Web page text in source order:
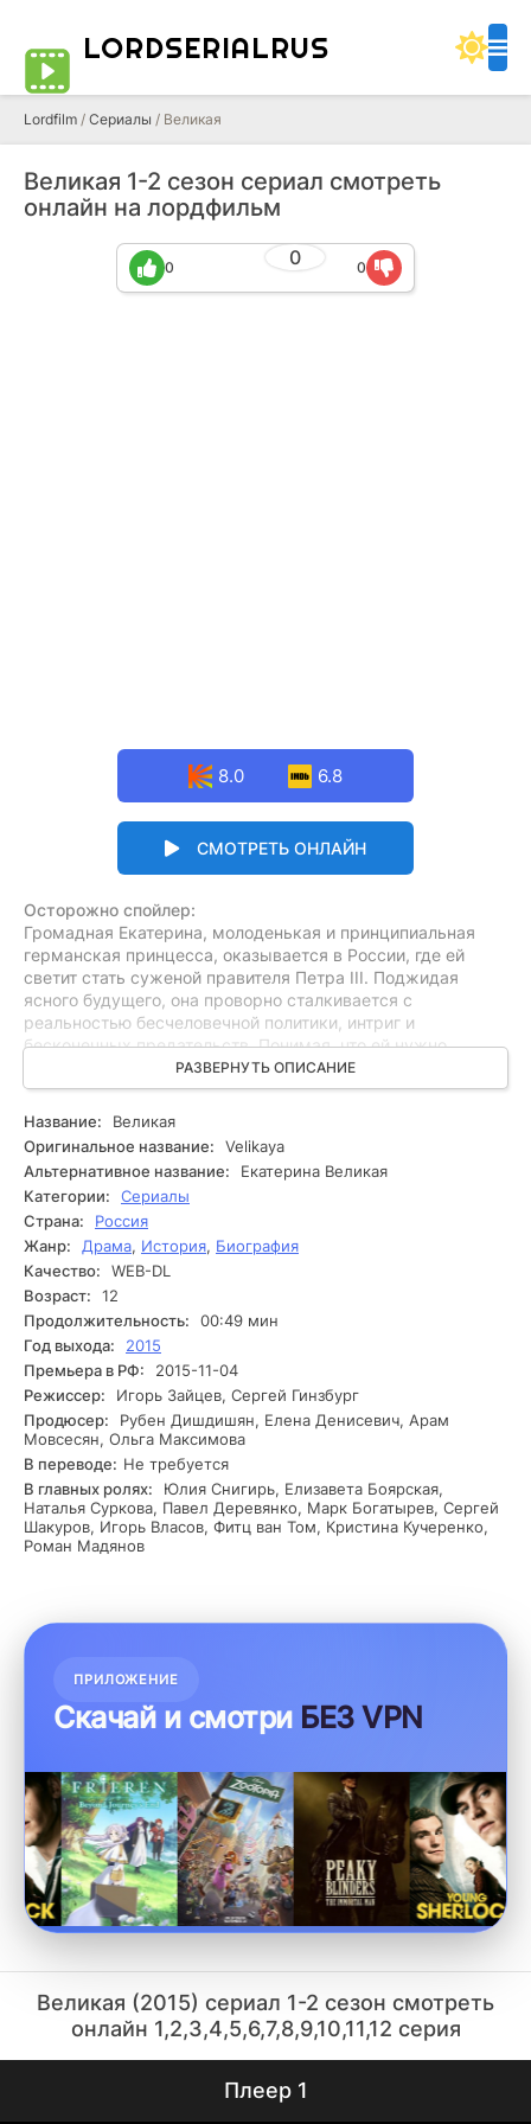
LORDSERIALRUS
Lordfilm / Сериалы / Великая
Великая 1-2 сезон сериал смотреть
онлайн на лордфильм
0
0 0
8.0 6.8
СМОТРЕТЬ ОНЛАЙН
Осторожно спойлер:
Громадная Екатерина, молоденькая и принципиальная
германская принцесса, оказывается в России, где ей
светит стать суженой правителя Петра III. Поджидая
ясного будущего, она проворно сталкивается с
реальностью бесчеловечной политики, интриг и
бесконечных предательств. Понимая, что ей нужно
сражаться за свое пространство в этом неотзывчивом и
рискованном мире, Катя решает взять судьбу в свои руки.
Впрочем, её рвение к власти и реформам вызывает
императора. С каждым шагом Катя сталкивается с
возрастающими опасностями как со стороны врагов, так
и со стороны близких, готовых предать её ради своих
амбиций. В условиях политических интриг и личных
инцидентов ей предстоит решить, насколько далеко она
готова зайти ради своей мечты о величии. Чем закончится
её борьба за трон и личное счастье?
РАЗВЕРНУТЬ ОПИСАНИЕ
Название:
Великая
Оригинальное название:
Velikaya
Альтернативное название:
Екатерина Великая
Категории:
Сериалы
Страна:
Россия
Жанр:
Драма, История, Биография
Качество:
WEB-DL
Возраст:
12
Продолжительность:
00:49 мин
Год выхода:
2015
Премьера в РФ:
2015-11-04
Режиссер:
Игорь Зайцев, Сергей Гинзбург
Продюсер:
Рубен Дишдишян, Елена Денисевич, Арам
Мовсесян, Ольга Максимова
В переводе: Не требуется
В главных ролях:
Юлия Снигирь, Елизавета Боярская,
Наталья Суркова, Павел Деревянко, Марк Богатырев, Сергей
Шакуров, Игорь Власов, Фитц ван Том, Кристина Кучеренко,
Роман Мадянов
ПРИЛОЖЕНИЕ
Скачай и смотри БЕЗ VPN
Великая (2015) сериал 1-2 сезон смотреть
онлайн 1,2,3,4,5,6,7,8,9,10,11,12 серия
Плеер 1